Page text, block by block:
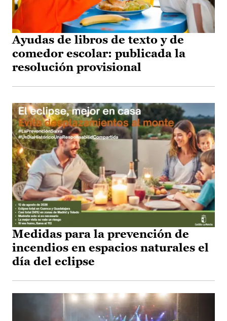
Ayudas de libros de texto y de
comedor escolar: publicada la
resolución provisional
Medidas para la prevención de
incendios en espacios naturales el
día del eclipse